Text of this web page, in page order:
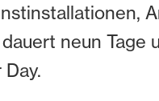
neun Tage